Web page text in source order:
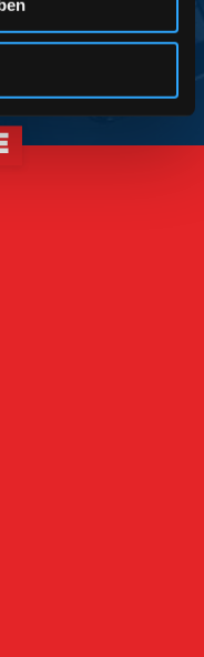
Website zu
zu Ihrer
Partner für
weiter. Unsere
möglicherweise mit
ihnen bereitgestellt